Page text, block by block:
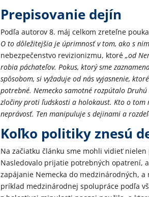
Prepisovanie dejín
Podľa autorov 8. máj celkom zreteľne
O to dôležitejšia je úprimnosť v tom, ako s
nebezpečenstvo revizionizmu, ktoré„od
robia páchateľov. Pokus, ktorý sme
spôsobom, si vyžaduje od nás vyjasnenie,
potrebné. Nemecko samotné rozpútalo
zločiny proti ľudskosti a holokaust. Kto o
neprávosť. Ten manipuluje s dejinami a
Koľko politiky znesú
Na začiatku článku sme mohli vidieť
Nasledovalo prijatie potrebných opatrení,
zapájanie Nemecka do medzinárodných,
príklad medzinárodnej spolupráce podľa